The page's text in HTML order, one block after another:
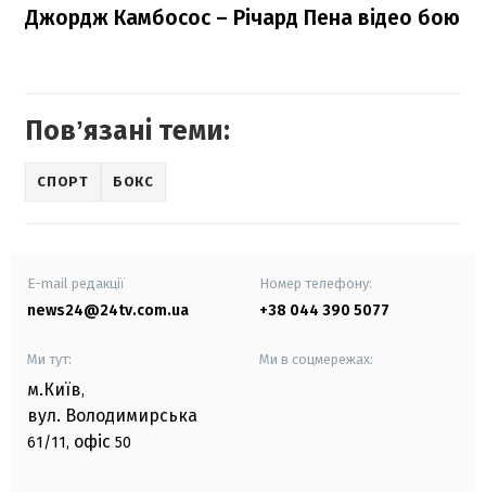
Джордж Камбосос – Річард Пена відео бою
Повʼязані теми:
СПОРТ БОКС
E-mail редакції
news24@24tv.com.ua
Номер телефону:
+38 044 390 5077
Ми тут:
м.Київ,
вул. Володимирська
61/11, офіс 50
Ми в соцмережах: